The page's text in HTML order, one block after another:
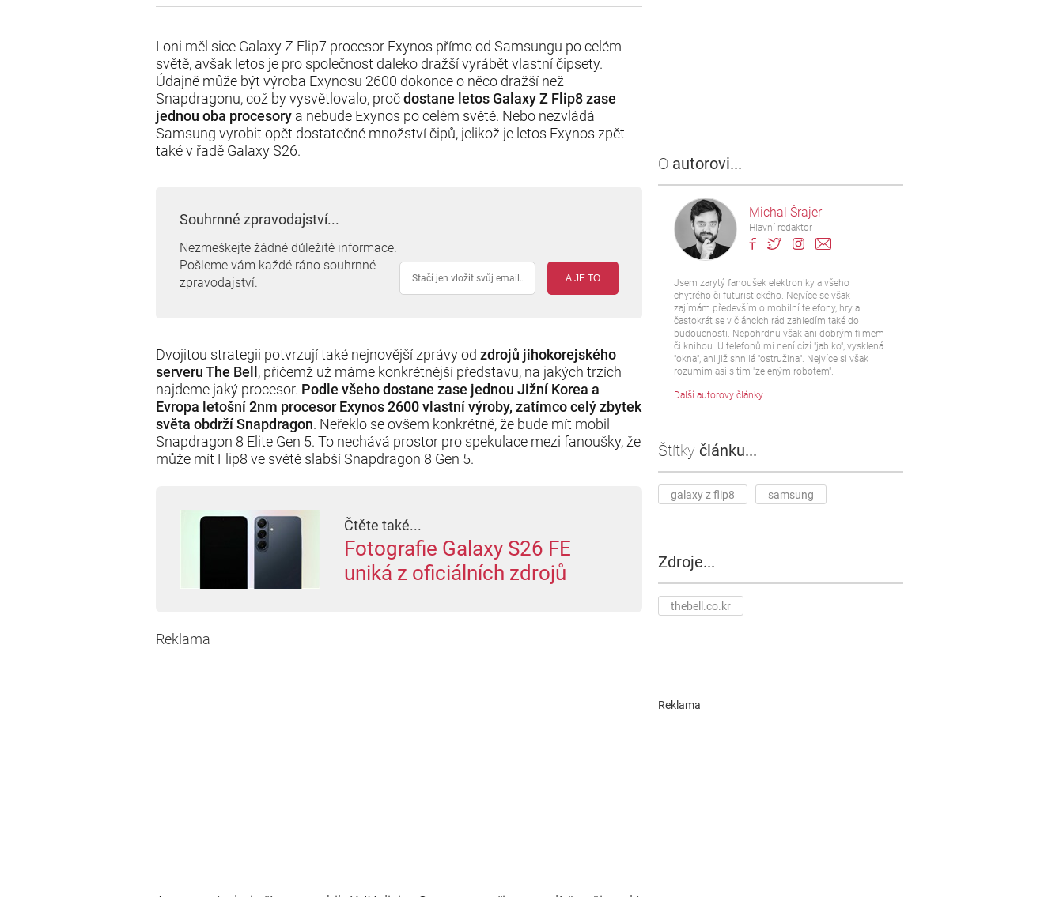
Loni měl sice Galaxy Z Flip7 procesor Exynos přímo od Samsungu po celém
světě, avšak letos je pro společnost daleko dražší vyrábět vlastní čipsety.
Údajně může být výroba Exynosu 2600 dokonce o něco dražší než
Snapdragonu, což by vysvětlovalo, pročdostane letos Galaxy Z Flip8 zase
jednou oba procesory a nebude Exynos po celém světě. Nebo nezvládá
Samsung vyrobit opět dostatečné množství čipů, jelikož je letos Exynos zpět
také v řadě Galaxy S26.
Souhrnné zpravodajství...
Nezmeškejte žádné důležité informace.
Pošleme vám každé ráno souhrnné
zpravodajství.
A JE TO
Dvojitou strategii potvrzují také nejnovější zprávy od zdrojů jihokorejského
serveru The Bell , přičemž už máme konkrétnější představu, na jakých trzích
najdeme jaký procesor. Podle všeho dostane zase jednou Jižní Korea a
Evropa letošní 2nm procesor Exynos 2600 vlastní výroby, zatímco celý zbytek
světa obdrží Snapdragon. Neřeklo se ovšem konkrétně, že bude mít mobil
Snapdragon 8 Elite Gen 5. To nechává prostor pro spekulace mezi fanoušky, že
může mít Flip8 ve světě slabší Snapdragon 8 Gen 5.
Čtěte také...
Fotografie Galaxy S26 FE
uniká z oficiálních zdrojů
Reklama
O autorovi...
Michal Šrajer
Hlavní redaktor
Jsem zarytý fanoušek elektroniky a všeho
chytrého či futuristického. Nejvíce se však
zajímám především o mobilní telefony, hry a
častokrát se v článcích rád zahledím také do
budoucnosti. Nepohrdnu však ani dobrým filmem
či knihou. U telefonů mi není cízí "jablko", vysklená
"okna", ani již shnilá "ostružina". Nejvíce si však
rozumím asi s tím "zeleným robotem".
Další autorovy články
Štítky článku...
galaxy z flip8 samsung
Zdroje...
thebell.co.kr
Reklama